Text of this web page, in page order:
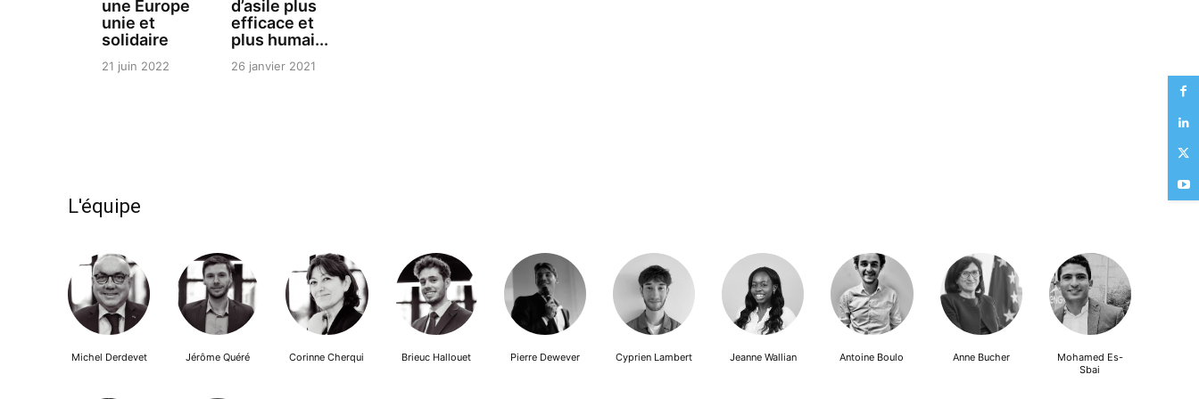
une Europe
unie et
solidaire
21 juin 2022
d’asile plus
efficace et
plus humai...
26 janvier 2021
L'équipe
Michel Derdevet Jérôme Quéré Corinne Cherqui Brieuc Hallouet Pierre Dewever Cyprien Lambert Jeanne Wallian Antoine Boulo Anne Bucher
Mohamed Es-
Sbai